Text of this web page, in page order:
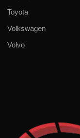
Toyota
Volkswagen
Volvo